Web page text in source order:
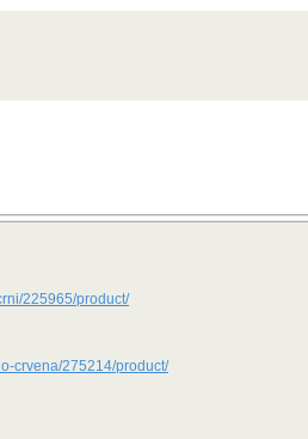
225965/product/
crvena/275214/product/